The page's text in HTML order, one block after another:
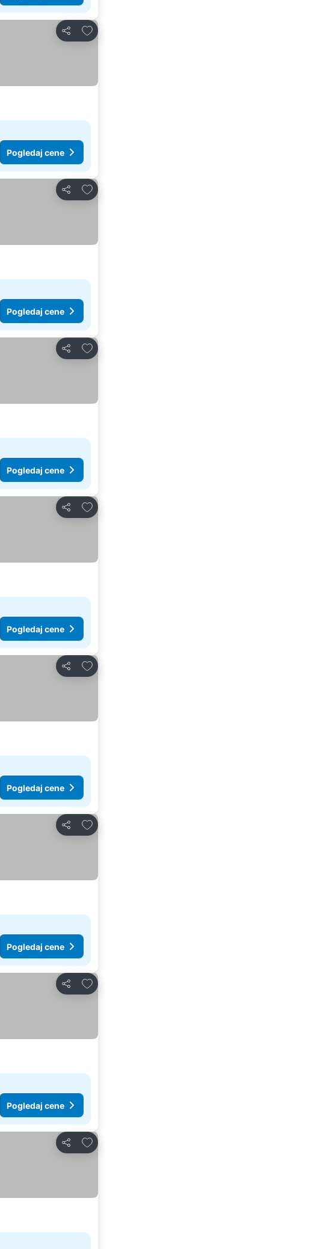
Deli
Dodati u favorite
Pogledaj cene
Deli
Dodati u favorite
Pogledaj cene
Deli
Dodati u favorite
Pogledaj cene
Deli
Dodati u favorite
Pogledaj cene
Deli
Dodati u favorite
Pogledaj cene
Deli
Dodati u favorite
Pogledaj cene
Deli
Dodati u favorite
Pogledaj cene
Deli
Dodati u favorite